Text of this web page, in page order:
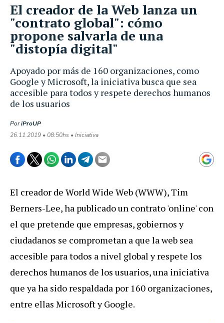
Apoyado por más de 160 organizaciones, como
Google y Microsoft, la iniciativa busca que sea
accesible para todos y respete derechos humanos
de los usuarios
PoriProUP
26.11.2019 • 08:50hs • Iniciativa
El creador de la Web lanza un
"contrato global": cómo
propone salvarla de una
"distopía digital"
El creador de World Wide Web (WWW), Tim
Berners-Lee, ha publicado un contrato 'online' con
el que pretende que empresas, gobiernos y
ciudadanos se comprometan a que la web sea
accesible para todos a nivel global y respete los
derechos humanos de los usuarios, una iniciativa
que ya ha sido respaldada por 160 organizaciones,
entre ellas Microsoft y Google.